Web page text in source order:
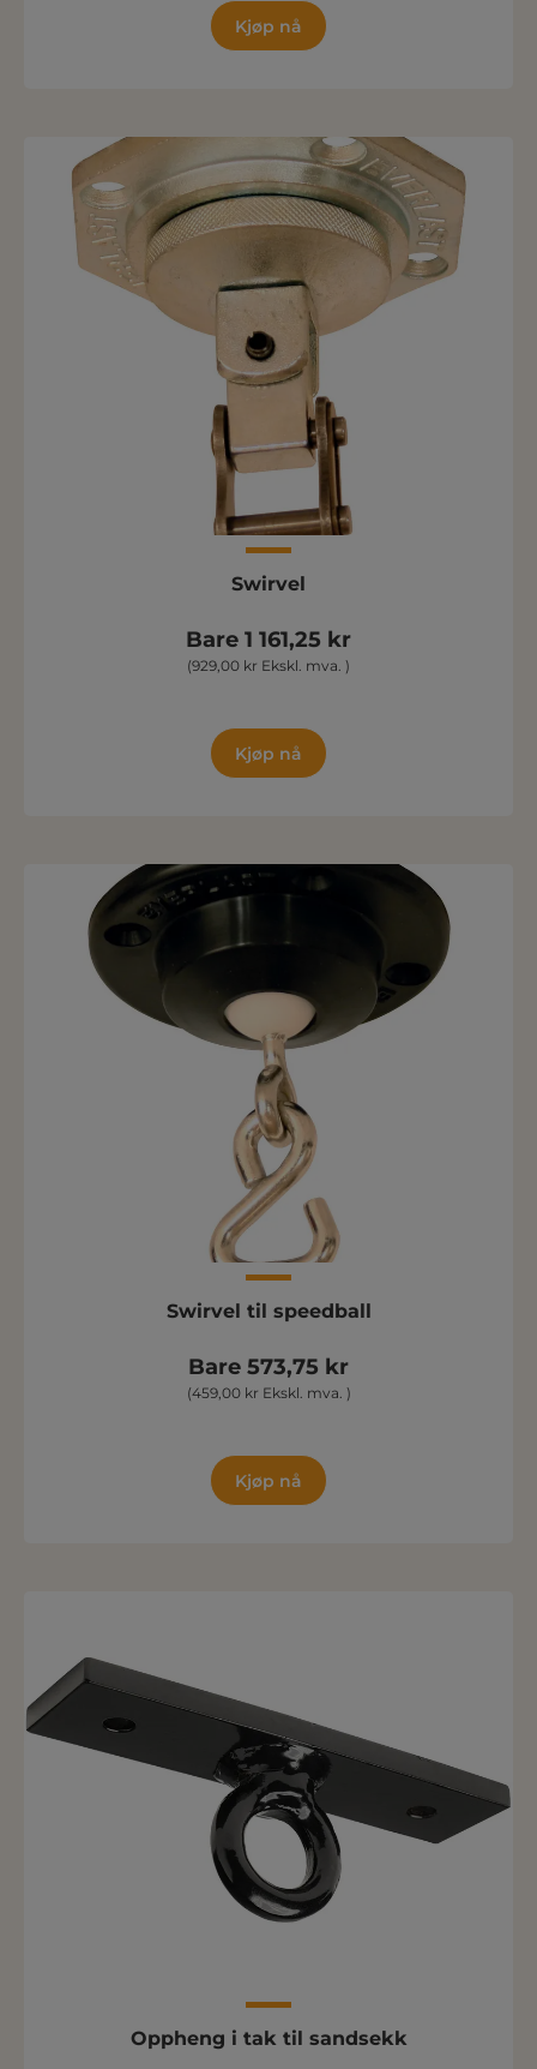
Kjøp nå
Swirvel
Bare 1 161,25 kr
(929,00 kr Ekskl. mva. )
Kjøp nå
Swirvel til speedball
Bare 573,75 kr
(459,00 kr Ekskl. mva. )
Kjøp nå
Oppheng i tak til sandsekk